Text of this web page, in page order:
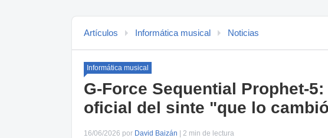
Artículos Informática musical Noticias
Informática musical
G‑Force Sequential
oficial del sinte "que lo
16/06/2026 por David Baizán | 2 min de lectura